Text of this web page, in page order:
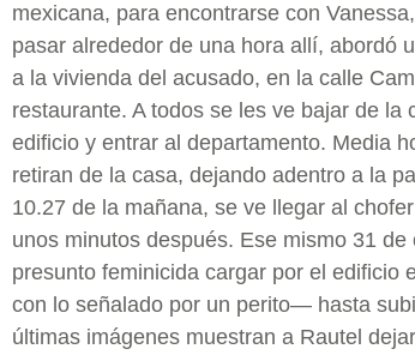
mexicana, para encontrarse con
pasar alrededor de una hora allí, abordó
a la vivienda del acusado, en la calle
restaurante. A todos se les ve bajar de la
edificio y entrar al departamento. Media
retiran de la casa, dejando adentro a la
10.27 de la mañana, se ve llegar al
unos minutos después. Ese mismo 31
presunto feminicida cargar por el
con lo señalado por un perito— hasta
últimas imágenes muestran a Rautel